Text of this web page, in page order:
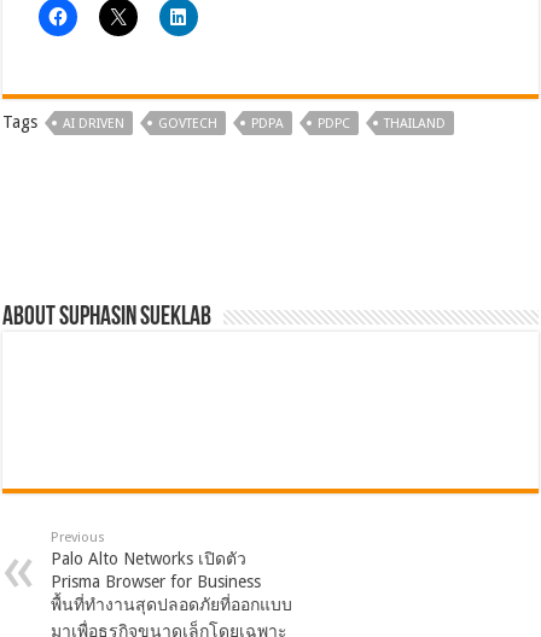
Tags AI DRIVEN GOVTECH PDPA PDPC THAILAND
About Suphasin Sueklab
Previous
Palo Alto Networks เปิดตัว
Prisma Browser for Business
พื้นที่ทำงานสุดปลอดภัยที่ออกแบบ
มาเพื่อธุรกิจขนาดเล็กโดยเฉพาะ